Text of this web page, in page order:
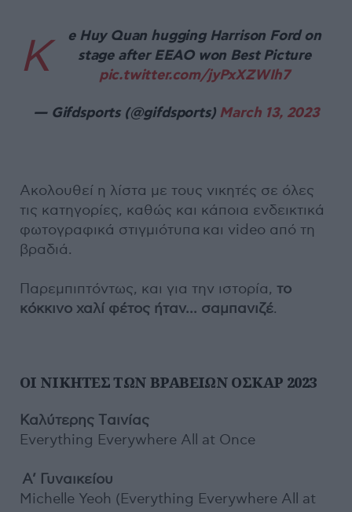
K
e Huy Quan hugging Harrison Ford on
stage after EEAO won Best Picture
pic.twitter.com/jyPxXZWIh7
— Gifdsports (@gifdsports) March 13, 2023
Ακολουθεί η λίστα με τους νικητές σε όλες
τις κατηγορίες, καθώς και κάποια ενδεικτικά
φωτογραφικά στιγμιότυπα και video από τη
βραδιά.
Παρεμπιπτόντως, και για την ιστορία, το
κόκκινο χαλί φέτος ήταν... σαμπανιζέ.
ΟΙ ΝΙΚΗΤΕΣ ΤΩΝ ΒΡΑΒΕΙΩΝ ΟΣΚΑΡ 2023
Καλύτερης Tαινίας
Everything Everywhere All at Once
Α’ Γυναικείου
Michelle Yeoh (Everything Everywhere All at